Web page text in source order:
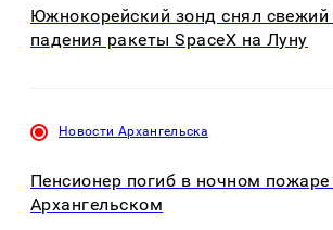
Южнокорейский зонд снял свежий
падения ракеты SpaceX на Луну
Новости Архангельска
Пенсионер погиб в ночном
Архангельском